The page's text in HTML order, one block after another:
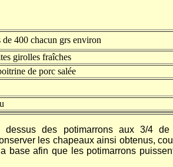
400 chacun grs environ
girolles fraîches
de porc salée
dessus des potimarrons aux 3/4 de
les chapeaux ainsi obtenus,
base afin que les potimarrons